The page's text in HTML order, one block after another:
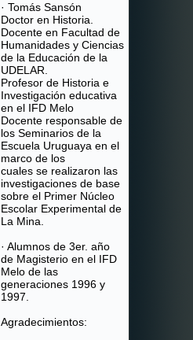
· Tomás Sansón
Doctor en Historia.
Docente en Facultad de
Humanidades y Ciencias
de la Educación de la
UDELAR.
Profesor de Historia e
Investigación educativa
en el IFD Melo
Docente responsable de
los Seminarios de la
Escuela Uruguaya en el
marco de los
cuales se realizaron las
investigaciones de base
sobre el Primer Núcleo
Escolar Experimental de
La Mina.
· Alumnos de 3er. año
de Magisterio en el IFD
Melo de las
generaciones 1996 y
1997.
Agradecimientos: